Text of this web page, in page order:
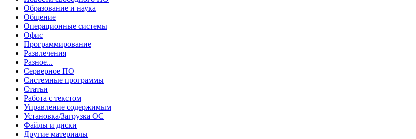
Образование и наука
Общение
Операционные системы
Офис
Программирование
Развлечения
Разное...
Серверное ПО
Системные программы
Статьи
Работа с текстом
Управление содержимым
Установка/Загрузка ОС
Файлы и диски
Другие материалы